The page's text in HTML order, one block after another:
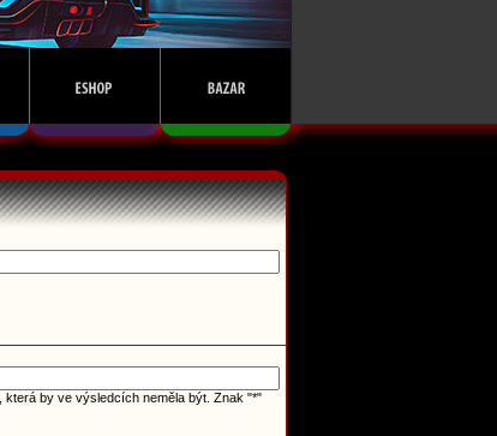
která by ve výsledcích neměla být. Znak "*"